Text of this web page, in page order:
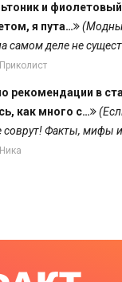
и
я пута…
самом деле не
рекомендации в
как много с…
соврут! Факты, мифы